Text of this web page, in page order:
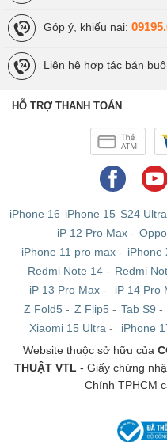
Samsung Galaxy Note 10
là những chiếc máy mới
chính hãng do Samsung
mà chất lượng của máy
nếu bạn đang muốn trải
sản phẩm Note của
quá nhiều tiền vào một
Lite cũng được sở hữu
trung,… so với các phiên
Samsung Galaxy Note
Samsung Galaxy Note
cấu hình mạnh mẽ, đó là
Exynos 9825. Đây là con
trên tiến trình 7nm EUV, ít
trình sử dụng, mang lại
Cộng với sự tối ưu của
Góp ý, khiếu nại:
Liên hệ hợp tác bán
HỖ TRỢ THANH TOÁN
iPhone 16 iPhone 15 S24 Ultra
iP 12 Pro Max-
iPhone 11 pro max- iPhone
Redmi Note 14 - Redmi
iP 13 Pro Max - iP 14 Pro
Z Fold5 - Z Flip5 - Tab S9 -
Xiaomi 15 Ultra - iPhone
Website thuộc sở hữu của
THUẬT VTL - Giấy chứng
Chính TPHCM